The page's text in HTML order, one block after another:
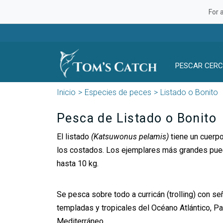
For
PESCAR
Inicio Especies de peces Listado o Bonito
Pesca de Listado o Bonito
El listado (Katsuwonus pelamis) tiene un
los costados. Los ejemplares más grandes
hasta 10 kg.
Se pesca sobre todo a curricán (trolling) con
templadas y tropicales del Océano Atlántico,